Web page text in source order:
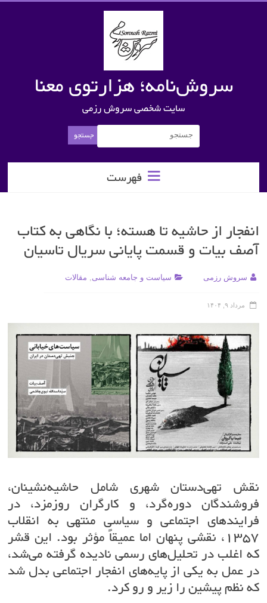
سروش‌نامه؛ هزارتوی معنا
سایت شخصی سروش رزمی
فهرست
انفجار از حاشیه تا هسته؛ با نگاهی به کتاب
آصف بیات و قسمت پایانی سریال تاسیان
سروش رزمی سیاست و جامعه شناسی, مقالات
مرداد ۹, ۱۴۰۴
نقش تهی‌دستان شهری شامل حاشیه‌نشینان،
فروشندگان دوره‌گرد، و کارگران روزمزد، در
فرایندهای اجتماعی و سیاسی منتهی به انقلاب
۱۳۵۷، نقشی پنهان اما عمیقاً مؤثر بود. این قشر
که اغلب در تحلیل‌های رسمی نادیده گرفته می‌شد،
در عمل به یکی از پایه‌های انفجار اجتماعی بدل شد
که نظم پیشین را زیر و رو کرد.